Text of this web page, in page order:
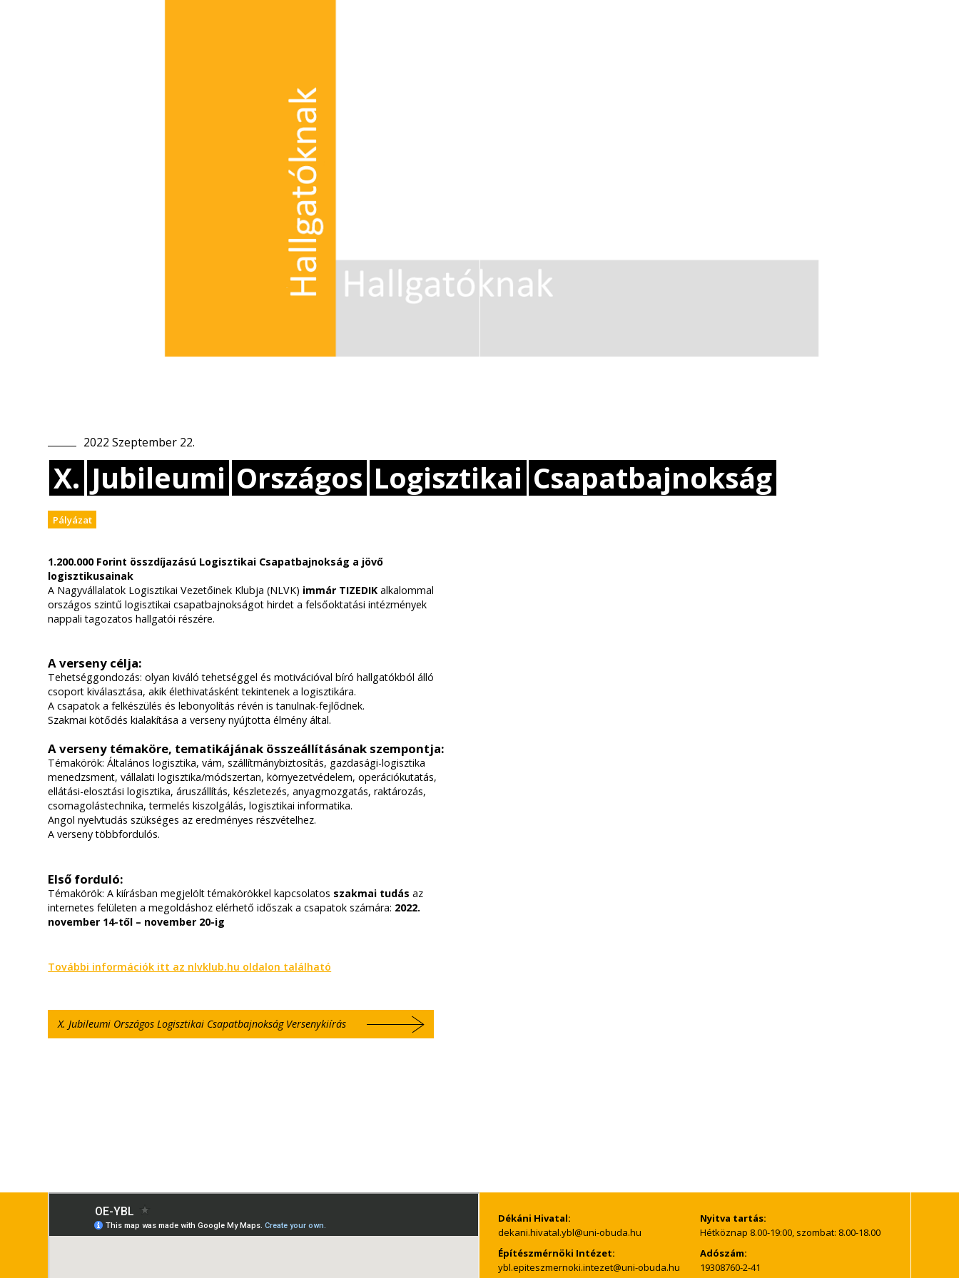
2022 Szeptember 22.
X. Jubileumi Országos Logisztikai Csapatbajnokság
Pályázat
1.200.000 Forint összdíjazású Logisztikai Csapatbajnokság a jövő
logisztikusainak
A Nagyvállalatok Logisztikai Vezetőinek Klubja (NLVK) immár TIZEDIK alkalommal
országos szintű logisztikai csapatbajnokságot hirdet a felsőoktatási intézmények
nappali tagozatos hallgatói részére.
A verseny célja:
Tehetséggondozás: olyan kiváló tehetséggel és motivációval bíró hallgatókból álló
csoport kiválasztása, akik élethivatásként tekintenek a logisztikára.
A csapatok a felkészülés és lebonyolítás révén is tanulnak-fejlődnek.
Szakmai kötődés kialakítása a verseny nyújtotta élmény által.
A verseny témaköre, tematikájának összeállításának szempontja:
Témakörök: Általános logisztika, vám, szállítmánybiztosítás, gazdasági-logisztika
menedzsment, vállalati logisztika/módszertan, környezetvédelem, operációkutatás,
ellátási-elosztási logisztika, áruszállítás, készletezés, anyagmozgatás, raktározás,
csomagolástechnika, termelés kiszolgálás, logisztikai informatika.
Angol nyelvtudás szükséges az eredményes részvételhez.
A verseny többfordulós.
Első forduló:
Témakörök: A kiírásban megjelölt témakörökkel kapcsolatos szakmai tudás az
internetes felületen a megoldáshoz elérhető időszak a csapatok számára: 2022.
november 14-től – november 20-ig
További információk itt az nlvklub.hu oldalon található
X. Jubileumi Országos Logisztikai Csapatbajnokság Versenykiírás
Dékáni Hivatal:
Építészmérnöki Intézet:
Nyitva tartás:
Hétköznap 8.00-19:00, szombat: 8.00-18.00
Adószám:
19308760-2-41